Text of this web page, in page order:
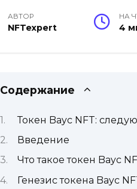
АВТОР
NFTexpert
НА
4
Содержание
Токен Bayc NFT:
Введение
Что такое токен Bayc
Генезис токена Bayc